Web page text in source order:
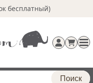
бесплатный)
Поиск